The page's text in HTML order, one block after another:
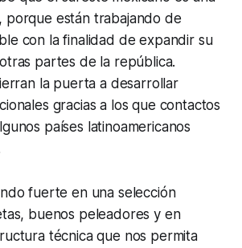
porque están trabajando de
con la finalidad de expandir su
partes de la república.
la puerta a desarrollar
gracias a los que contactos
países latinoamericanos
fuerte en una selección
buenos peleadores y en
técnica que nos permita